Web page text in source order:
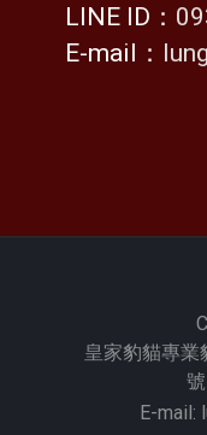
LINE ID：
E-mail：
皇家豹貓專業
E-mail: